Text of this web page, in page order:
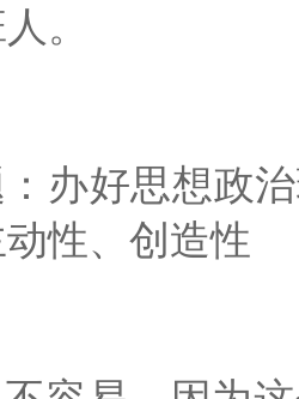
。
办好思想政
性、创造性